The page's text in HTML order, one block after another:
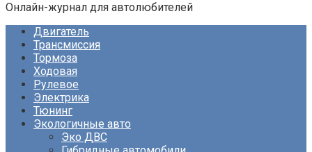
Онлайн-журнал для автолюбителей
Двигатель
Трансмиссия
Тормоза
Ходовая
Рулевое
Электрика
Тюнинг
Экологичные авто
Эко ДВС